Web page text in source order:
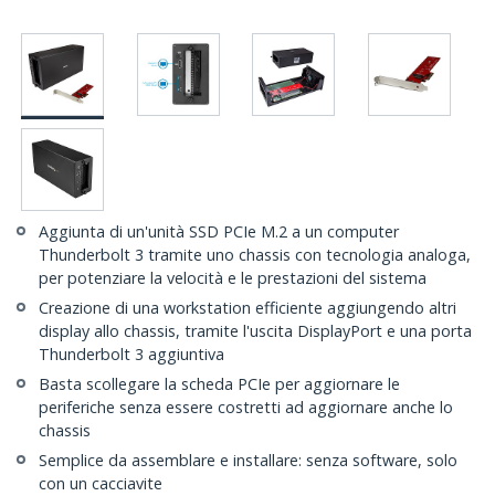
Aggiunta di un'unità SSD PCIe M.2 a un computer
Thunderbolt 3 tramite uno chassis con tecnologia analoga,
per potenziare la velocità e le prestazioni del sistema
Creazione di una workstation efficiente aggiungendo altri
display allo chassis, tramite l'uscita DisplayPort e una porta
Thunderbolt 3 aggiuntiva
Basta scollegare la scheda PCIe per aggiornare le
periferiche senza essere costretti ad aggiornare anche lo
chassis
Semplice da assemblare e installare: senza software, solo
con un cacciavite